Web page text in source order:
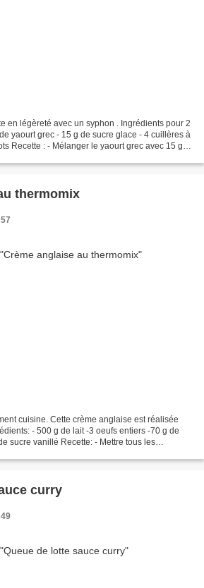
en légèreté avec un syphon . Ingrédients pour 2
yaourt grec - 15 g de sucre glace - 4 cuillères à
Recette : - Mélanger le yaourt grec avec 15 g
thermomix
cuisine. Cette crème anglaise est réalisée
- 500 g de lait -3 oeufs entiers -70 g de
sucre vanillé Recette: - Mettre tous les
curry